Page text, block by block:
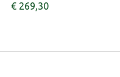
€ 269,30